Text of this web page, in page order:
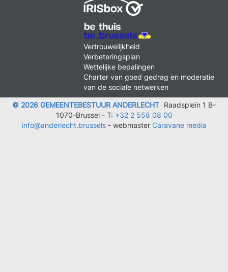
MENU
FOOTER
LEGAL
Vertrouwelijkheid
Verbeteringsplan
Wettelijke bepalingen
Charter van goed gedrag en moderatie
van de sociale netwerken
© 2026 GEMEENTEBESTUUR ANDERLECHT Raadsplein 1 B-
1070-Brussel - T: +32 2 558 08 00
info@anderlecht.brussels- webmaster Caravane media